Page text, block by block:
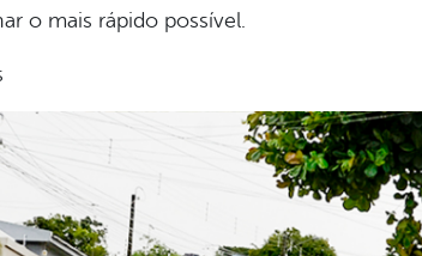
o mais rápido possível.